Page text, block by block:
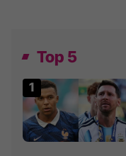
Top 5